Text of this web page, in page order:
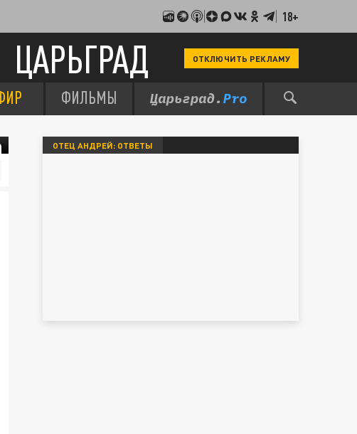
18+
ЦАРЬГРАД ОТКЛЮЧИТЬ РЕКЛАМУ
ФИЛЬМЫ
ОТЕЦ АНДРЕЙ: ОТВЕТЫ